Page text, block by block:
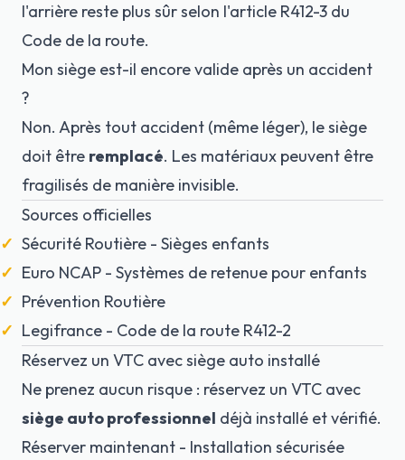
l'arrière reste plus sûr selon l'article R412-3 du
Code de la route.
Mon siège est-il encore valide après un accident
?
Non. Après tout accident (même léger), le siège
doit être remplacé. Les matériaux peuvent être
fragilisés de manière invisible.
Sources officielles
Sécurité Routière - Sièges enfants
Euro NCAP - Systèmes de retenue pour enfants
Prévention Routière
Legifrance - Code de la route R412-2
Réservez un VTC avec siège auto installé
Ne prenez aucun risque : réservez un VTC avec
siège auto professionnel déjà installé et vérifié.
Réserver maintenant - Installation sécurisée